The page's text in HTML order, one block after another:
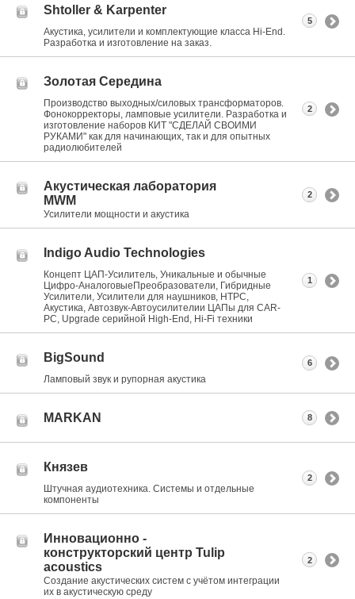
Shtoller & Karpenter
Акустика, усилители и комплектующие класса Hi-End.
Разработка и изготовление на заказ.
5
Золотая Середина
Производство выходных/силовых трансформаторов.
Фонокорректоры, ламповые усилители. Разработка и
изготовление наборов КИТ "СДЕЛАЙ СВОИМИ
РУКАМИ" как для начинающих, так и для опытных
радиолюбителей
2
Акустическая лаборатория
MWM
Усилители мощности и акустика
2
Indigo Audio Technologies
Концепт ЦАП-Усилитель, Уникальные и обычные
Цифро-АналоговыеПреобразователи, Гибридные
Усилители, Усилители для наушников, HTPC,
Акустика, Автозвук-Автоусилителии ЦАПы для CAR-
PC, Upgrade серийной High-End, Hi-Fi техники
1
BigSound
Ламповый звук и рупорная акустика
6
MARKAN 8
Князев
Штучная аудиотехника. Системы и отдельные
компоненты
2
Инновационно -
конструкторский центр Tulip
acoustics
Создание акустических систем с учётом интеграции
их в акустическую среду
2